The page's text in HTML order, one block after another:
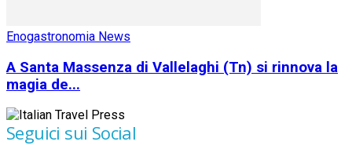
Enogastronomia News
A Santa Massenza di Vallelaghi (Tn) si rinnova la
magia de...
Seguici sui Social